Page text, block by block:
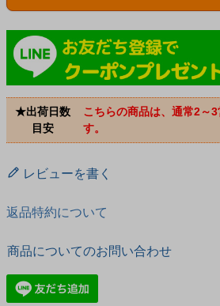
★出荷日数
目安
こちらの商品は、通常2～
す。
レビューを書く
返品特約について
商品についてのお問い合わせ